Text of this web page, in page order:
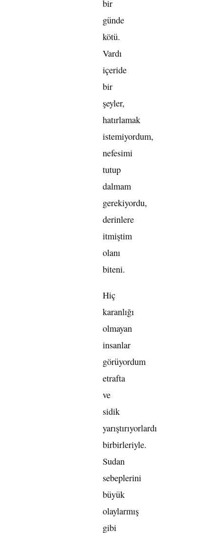
bir
günde
kötü.
Vardı
içeride
bir
şeyler,
hatırlamak
istemiyordum,
nefesimi
tutup
dalmam
gerekiyordu,
derinlere
itmiştim
olanı
biteni.
Hiç
karanlığı
olmayan
insanlar
görüyordum
etrafta
ve
sidik
yarıştırıyorlardı
birbirleriyle.
Sudan
sebeplerini
büyük
olaylarmış
gibi